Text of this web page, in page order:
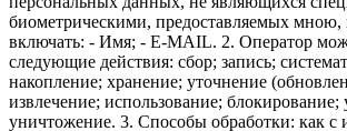
биометрическими, предоставляемых мною,
включать: - Имя; - E-MAIL. 2. Оператор
следующие действия: сбор; запись;
накопление; хранение; уточнение
извлечение; использование; блокирование;
уничтожение. 3. Способы обработки: как с